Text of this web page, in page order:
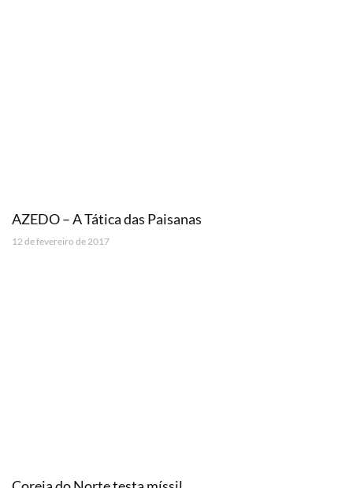
AZEDO – A Tática das Paisanas
12 de fevereiro de 2017